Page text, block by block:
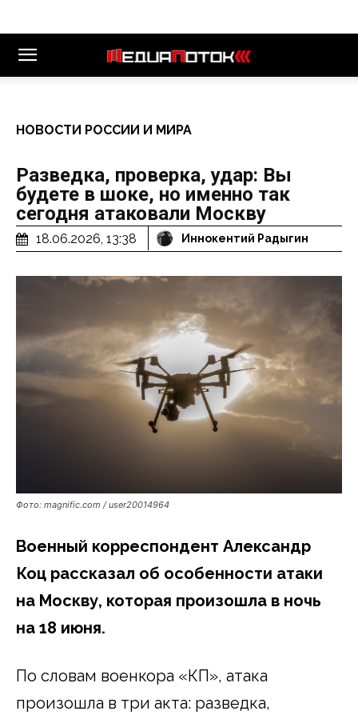
НОВОСТИ РОССИИ И МИРА
Разведка, проверка, удар: Вы
будете в шоке, но именно так
сегодня атаковали Москву
18.06.2026, 13:38 Иннокентий Радыгин
Фото: magnific.com / user20014964
Военный корреспондент Александр
Коц рассказал об особенности атаки
на Москву, которая произошла в ночь
на 18 июня.
По словам военкора «КП», атака
произошла в три акта: разведка,